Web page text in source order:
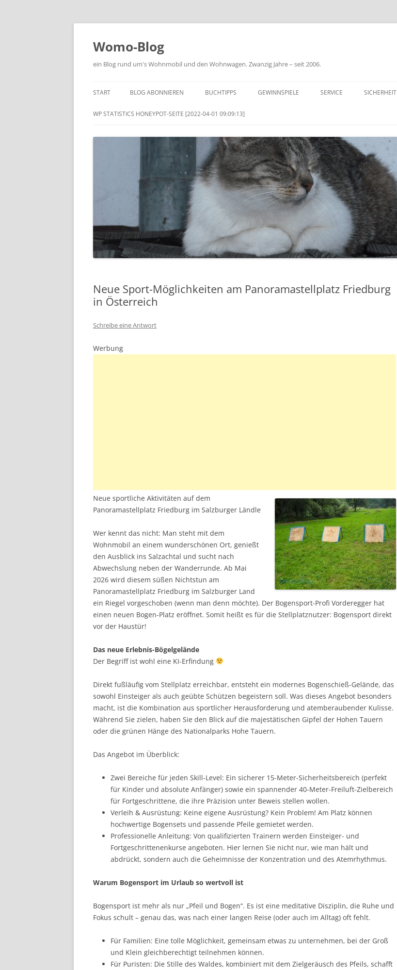
Zum
Womo-Blog
ein Blog rund um's Wohnmobil und den Wohnwagen. Zwanzig Jahre – seit 2006.
START BLOG ABONNIEREN BUCHTIPPS GEWINNSPIELE SERVICE SICHERHEIT
WP STATISTICS HONEYPOT-SEITE [2022-04-01 09:09:13]
Neue Sport-Möglichkeiten am Panoramastellplatz Friedburg
in Österreich
Schreibe eine Antwort
Werbung
Neue sportliche Aktivitäten auf dem
Panoramastellplatz Friedburg im Salzburger Ländle
Wer kennt das nicht: Man steht mit dem
Wohnmobil an einem wunderschönen Ort, genießt
den Ausblick ins Salzachtal und sucht nach
Abwechslung neben der Wanderrunde. Ab Mai
2026 wird diesem süßen Nichtstun am
Panoramastellplatz Friedburg im Salzburger Land
ein Riegel vorgeschoben (wenn man denn möchte). Der Bogensport-Profi Vorderegger hat
einen neuen Bogen-Platz eröffnet. Somit heißt es für die Stellplatznutzer: Bogensport direkt
vor der Haustür!
Das neue Erlebnis-Bögelgelände
Der Begriff ist wohl eine KI-Erfindung
Direkt fußläufig vom Stellplatz erreichbar, entsteht ein modernes Bogenschieß-Gelände, das
sowohl Einsteiger als auch geübte Schützen begeistern soll. Was dieses Angebot besonders
macht, ist die Kombination aus sportlicher Herausforderung und atemberaubender Kulisse.
Während Sie zielen, haben Sie den Blick auf die majestätischen Gipfel der Hohen Tauern
oder die grünen Hänge des Nationalparks Hohe Tauern.
Das Angebot im Überblick:
Zwei Bereiche für jeden Skill-Level: Ein sicherer 15-Meter-Sicherheitsbereich (perfekt
für Kinder und absolute Anfänger) sowie ein spannender 40-Meter-Freiluft-Zielbereich
für Fortgeschrittene, die ihre Präzision unter Beweis stellen wollen.
Verleih & Ausrüstung: Keine eigene Ausrüstung? Kein Problem! Am Platz können
hochwertige Bogensets und passende Pfeile gemietet werden.
Professionelle Anleitung: Von qualifizierten Trainern werden Einsteiger- und
Fortgeschrittenenkurse angeboten. Hier lernen Sie nicht nur, wie man hält und
abdrückt, sondern auch die Geheimnisse der Konzentration und des Atemrhythmus.
Warum Bogensport im Urlaub so wertvoll ist
Bogensport ist mehr als nur „Pfeil und Bogen“. Es ist eine meditative Disziplin, die Ruhe und
Fokus schult – genau das, was nach einer langen Reise (oder auch im Alltag) oft fehlt.
Für Familien: Eine tolle Möglichkeit, gemeinsam etwas zu unternehmen, bei der Groß
und Klein gleichberechtigt teilnehmen können.
Für Puristen: Die Stille des Waldes, kombiniert mit dem Zielgeräusch des Pfeils, schafft